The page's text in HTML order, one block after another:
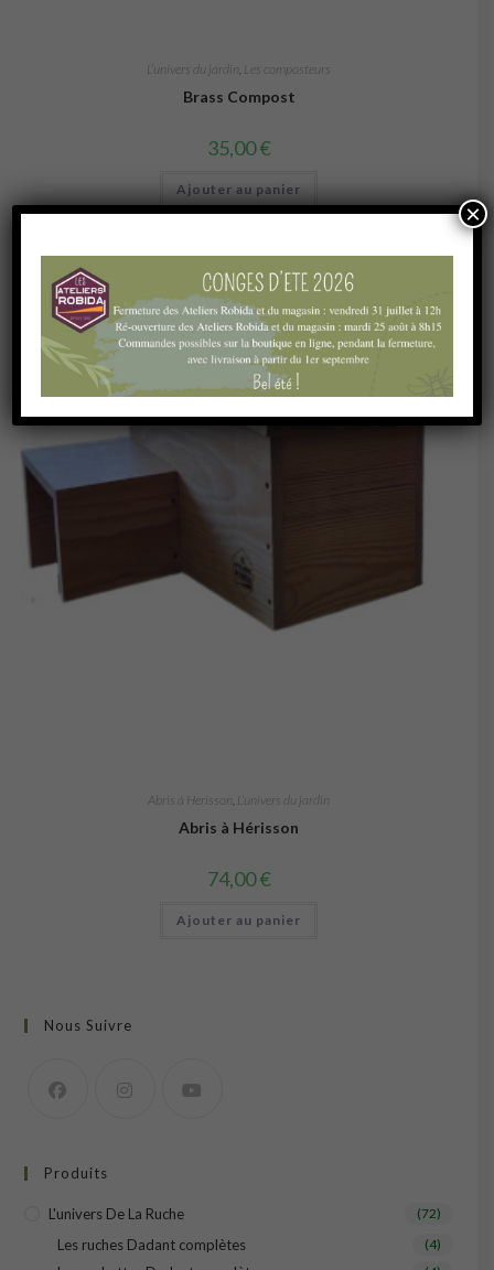
L’univers du jardin, Les composteurs
Brass Compost
35,00€
Ajouter au panier
Abris à Herisson L’univers du jardin
Abris à Hérisson
74,00€
Ajouter au panier
Nous Suivre
Produits
L'univers De La Ruche (72)
Les ruches Dadant complètes (4)
×